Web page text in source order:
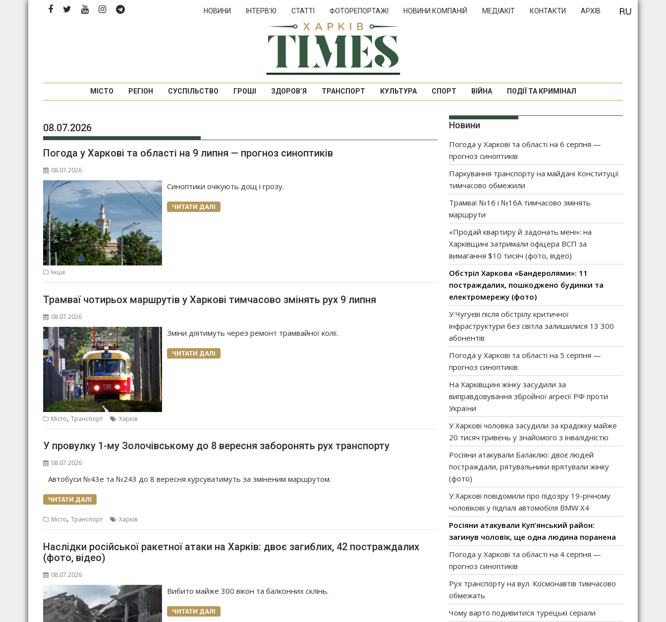
НОВИНИ ІНТЕРВ’Ю СТАТТІ ФОТОРЕПОРТАЖІ НОВИНИ КОМПАНІЙ МЕДІАКІТ КОНТАКТИ АРХІВ
МІСТО РЕГІОН СУСПІЛЬСТВО ГРОШІ ЗДОРОВ’Я ТРАНСПОРТ КУЛЬТУРА СПОРТ ВІЙНА ПОДІЇ ТА КРИМІНАЛ
08.07.2026
Погода у Харкові та області на 9 липня — прогноз синоптиків
08.07.2026
Синоптики очікують дощ і грозу.
ЧИТАТИ ДАЛІ
Інше
Трамваї чотирьох маршрутів у Харкові тимчасово змінять рух 9 липня
08.07.2026
Зміни діятимуть через ремонт трамвайної колії.
ЧИТАТИ ДАЛІ
Місто, Транспорт Харків
У провулку 1-му Золочівському до 8 вересня заборонять рух транспорту
08.07.2026
Автобуси №43е та №243 до 8 вересня курсуватимуть за зміненим маршрутом.
ЧИТАТИ ДАЛІ
Місто, Транспорт Харків
Наслідки російської ракетної атаки на Харків: двоє загиблих, 42 постраждалих
(фото, відео)
08.07.2026
Вибито майже 300 вікон та балконних склінь.
ЧИТАТИ ДАЛІ
Новини
Погода у Харкові та області на 6 серпня —
прогноз синоптиків
Паркування транспорту на майдані Конституції
тимчасово обмежили
Трамваї №16 і №16А тимчасово змінять
маршрути
«Продай квартиру й задонать мені»: на
Харківщині затримали офіцера ВСП за
вимагання $10 тисяч (фото, відео)
Обстріл Харкова «Бандеролями»: 11
постраждалих, пошкоджено будинки та
електромережу (фото)
У Чугуєві після обстрілу критичної
інфраструктури без світла залишилися 13 300
абонентів
Погода у Харкові та області на 5 серпня —
прогноз синоптиків
На Харківщині жінку засудили за
виправдовування збройної агресії РФ проти
України
У Харкові чоловіка засудили за крадіжку майже
20 тисяч гривень у знайомого з інвалідністю
Росіяни атакували Балаклію: двоє людей
постраждали, рятувальники врятували жінку
(фото)
У Харкові повідомили про підозру 19-річному
чоловікові у підпалі автомобіля BMW X4
Росіяни атакували Куп’янський район:
загинув чоловік, ще одна людина поранена
Погода у Харкові та області на 4 серпня —
прогноз синоптиків
Рух транспорту на вул. Космонавтів тимчасово
обмежать
Чому варто подивитися турецькі серіали